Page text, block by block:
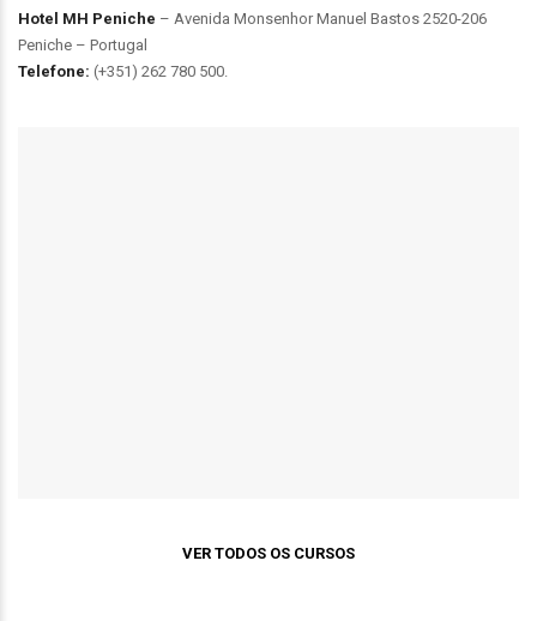
Hotel MH Peniche – Avenida Monsenhor Manuel Bastos 2520-206
Peniche – Portugal
Telefone: (+351) 262 780 500.
VER TODOS OS CURSOS